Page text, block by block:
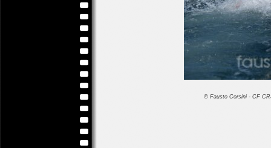
© Fausto Corsini - CF